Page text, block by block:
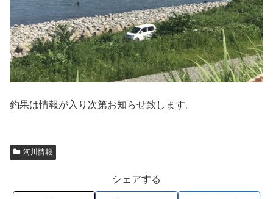
釣果は情報が入り次第お知らせ致します。
河川情報
シェアする